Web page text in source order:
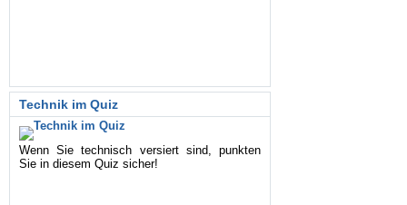
Technik im Quiz
Wenn Sie technisch versiert sind, punkten
Sie in diesem Quiz sicher!